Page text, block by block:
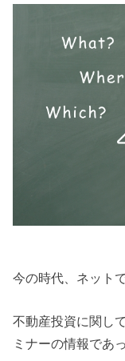
今の時代、ネット
不動産投資に関し
ミナーの情報であ